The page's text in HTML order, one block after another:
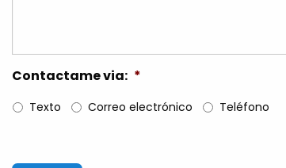
Contactame via: *
Texto Correo electrónico Teléfono